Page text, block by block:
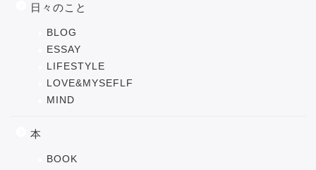
日々のこと
BLOG
ESSAY
LIFESTYLE
LOVE&MYSEFLF
MIND
本
BOOK